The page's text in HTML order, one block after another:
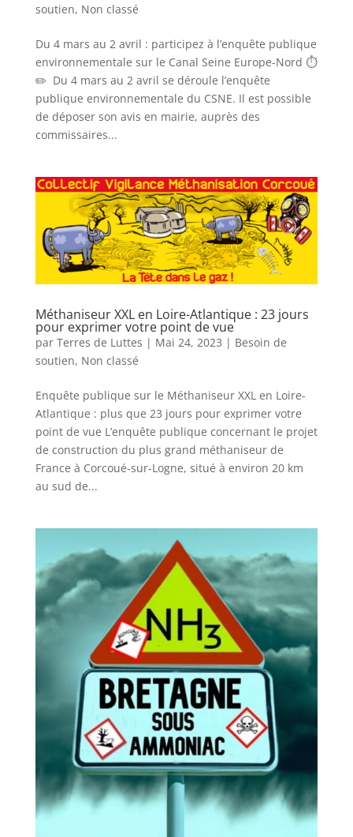
soutien, Non classé
Du 4 mars au 2 avril : participez à l’enquête publique
environnementale sur le Canal Seine Europe-Nord ⏱️
✏️ Du 4 mars au 2 avril se déroule l’enquête
publique environnementale du CSNE. Il est possible
de déposer son avis en mairie, auprès des
commissaires...
Méthaniseur XXL en Loire-Atlantique : 23 jours
pour exprimer votre point de vue
par Terres de Luttes | Mai 24, 2023 | Besoin de
soutien, Non classé
Enquête publique sur le Méthaniseur XXL en Loire-
Atlantique : plus que 23 jours pour exprimer votre
point de vue L’enquête publique concernant le projet
de construction du plus grand méthaniseur de
France à Corcoué-sur-Logne, situé à environ 20 km
au sud de...